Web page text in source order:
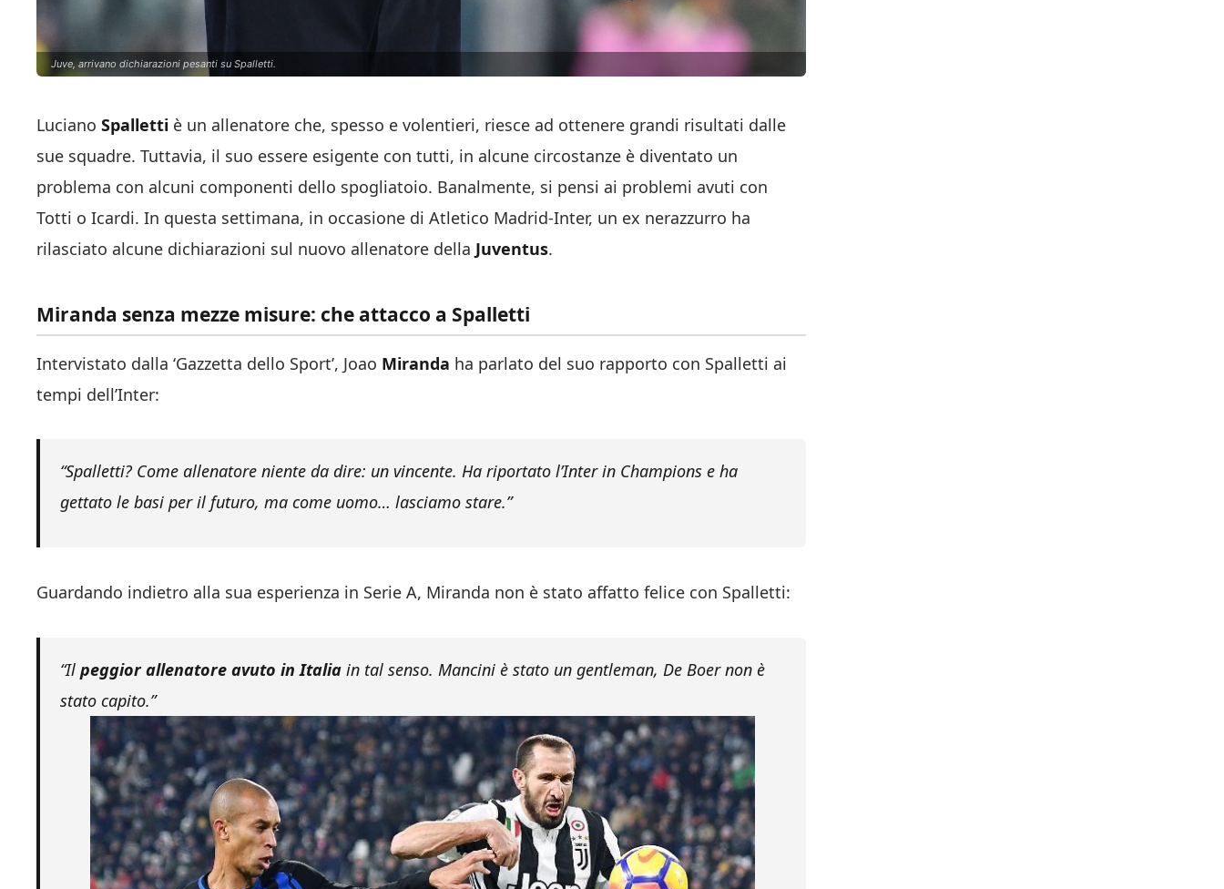
Juve, arrivano dichiarazioni pesanti su Spalletti.
Luciano Spalletti è un allenatore che, spesso e volentieri, riesce ad ottenere grandi risultati dalle
sue squadre. Tuttavia, il suo essere esigente con tutti, in alcune circostanze è diventato un
problema con alcuni componenti dello spogliatoio. Banalmente, si pensi ai problemi avuti con
Totti o Icardi. In questa settimana, in occasione di Atletico Madrid-Inter, un ex nerazzurro ha
rilasciato alcune dichiarazioni sul nuovo allenatore della Juventus.
Miranda senza mezze misure: che attacco a Spalletti
Intervistato dalla ‘Gazzetta dello Sport’, Joao Miranda ha parlato del suo rapporto con Spalletti ai
tempi dell’Inter:
“Spalletti? Come allenatore niente da dire: un vincente. Ha riportato l’Inter in Champions e ha
gettato le basi per il futuro, ma come uomo… lasciamo stare.”
Guardando indietro alla sua esperienza in Serie A, Miranda non è stato affatto felice con Spalletti:
“Il peggior allenatore avuto in Italia in tal senso. Mancini è stato un gentleman, De Boer non è
stato capito.”